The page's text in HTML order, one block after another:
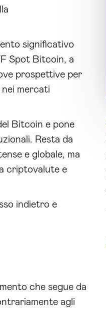
significativo
Spot Bitcoin, a
prospettive per
mercati
Bitcoin e pone
Resta da
e globale, ma
criptovalute e
indietro e
che segue da
agli